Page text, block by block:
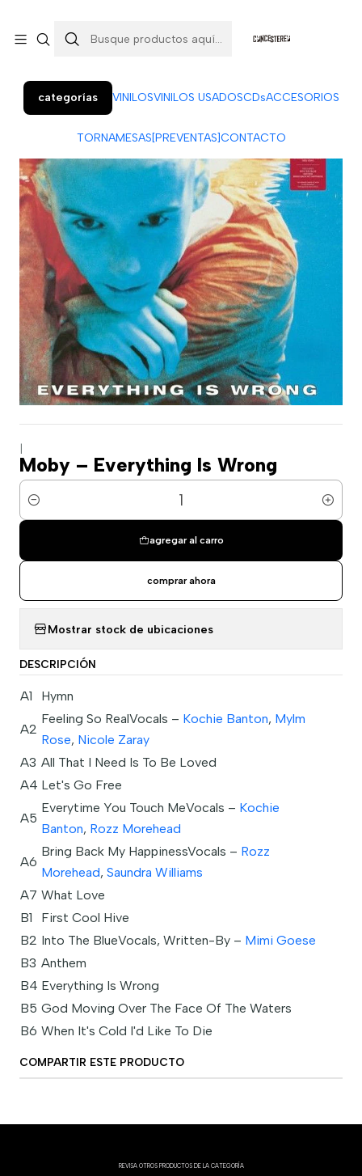
categorías VINILOSVINILOS USADOSCDsACCESORIOS
TORNAMESAS[PREVENTAS]CONTACTO
Moby – Everything Is Wrong
Cantidad
agregar al carro
comprar ahora
Mostrar stock de ubicaciones
DESCRIPCIÓN
A1 Hymn
A2
Feeling So RealVocals – Kochie Banton, Mylm
Rose, Nicole Zaray
A3 All That I Need Is To Be Loved
A4 Let's Go Free
A5
Everytime You Touch MeVocals – Kochie
Banton, Rozz Morehead
A6
Bring Back My HappinessVocals – Rozz
Morehead, Saundra Williams
A7 What Love
B1
First Cool Hive
B2 Into The BlueVocals, Written-By – Mimi Goese
B3 Anthem
B4 Everything Is Wrong
B5 God Moving Over The Face Of The Waters
B6 When It's Cold I'd Like To Die
COMPARTIR ESTE PRODUCTO
REVISA OTROS PRODUCTOS DE LA CATEGORÍA